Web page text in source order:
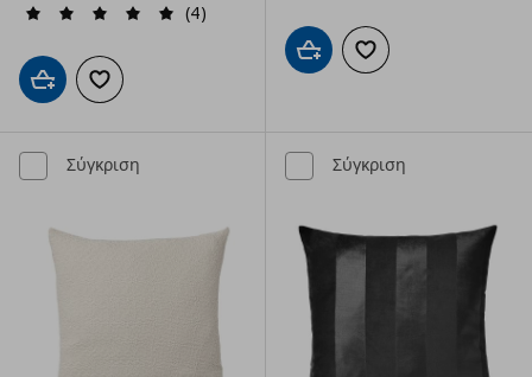
(4)
Προσθήκη στο καλάθι
Προσθήκη στα αγαπημένα
Προσθήκη στο καλάθι
Προσθήκη στα
Σύγκριση Σύγκριση